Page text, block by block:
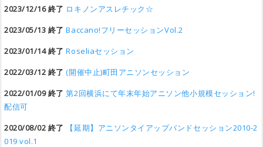
2023/12/16 終了 ロキノンアスレチック☆
2023/05/13 終了 Baccano!フリーセッションVol.2
2023/01/14 終了 Roseliaセッション
2022/03/12 終了 (開催中止)町田アニソンセッション
2022/01/09 終了 第2回横浜にて年末年始アニソン他小規模セッション!
配信可
2020/08/02 終了
【延期】アニソンタイアップバンドセッション2010-2
019 vol.1